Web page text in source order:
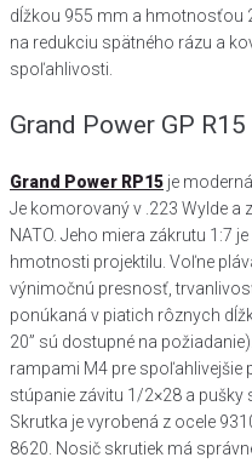
dĺžkou 955 mm a hmotnosťou
na redukciu spätného rázu a
spoľahlivosti.
Grand Power GP R15
Grand Power RP15 je
Je komorovaný v .223 Wylde a
NATO. Jeho miera zákrutu 1:7
hmotnosti projektilu. Voľne
výnimočnú presnosť,
ponúkaná v piatich rôznych
20” sú dostupné na
rampami M4 pre spoľahlivejšie
stúpanie závitu 1/2×28 a pušky
Skrutka je vyrobená z ocele
8620. Nosič skrutiek má